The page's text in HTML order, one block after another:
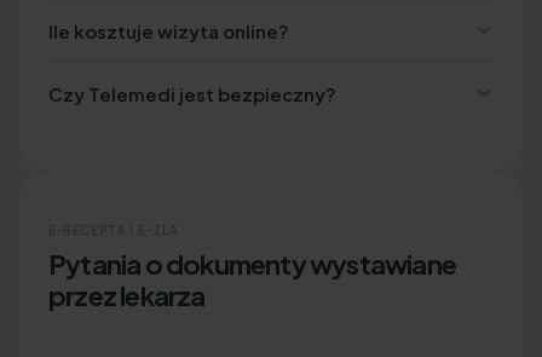
Ile kosztuje wizyta online?
Czy Telemedi jest bezpieczny?
E-RECEPTA I E-ZLA
Pytania o dokumenty wystawiane
przez lekarza